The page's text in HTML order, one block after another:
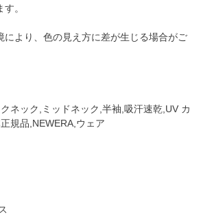
。
より、色の見え方に差が生じる場合がご
ネック,ミッドネック,半袖,吸汗速乾,UV カ
規品,NEWERA,ウェア